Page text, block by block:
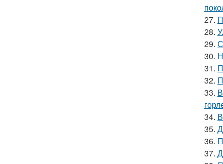
27.
28.
29.
30.
31.
32.
33.
34.
35.
36.
37.